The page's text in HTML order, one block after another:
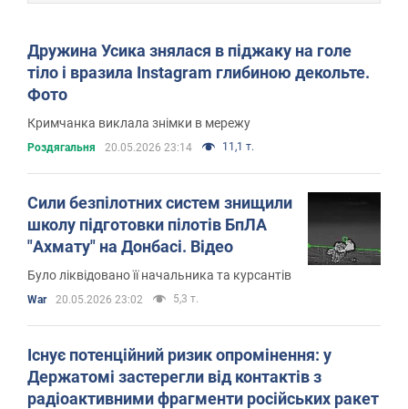
Дружина Усика знялася в піджаку на голе
тіло і вразила Instagram глибиною декольте.
Фото
Кримчанка виклала знімки в мережу
Роздягальня 20.05.2026 23:14 11,1 т.
Сили безпілотних систем знищили
школу підготовки пілотів БпЛА
"Ахмату" на Донбасі. Відео
Було ліквідовано її начальника та курсантів
War 20.05.2026 23:02 5,3 т.
Існує потенційний ризик опромінення: у
Держатомі застерегли від контактів з
радіоактивними фрагменти російських ракет